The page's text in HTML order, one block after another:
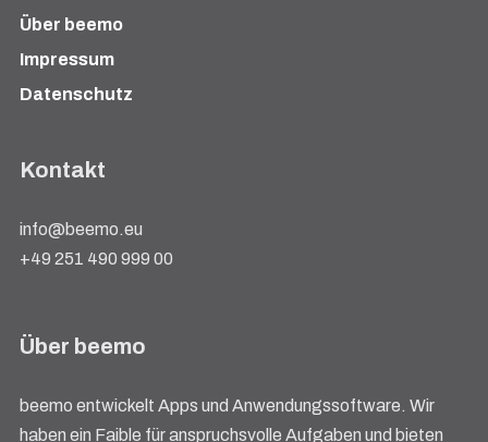
Über beemo
Impressum
Datenschutz
Kontakt
info@beemo.eu
+49 251 490 999 00
Über beemo
beemo entwickelt Apps und Anwendungssoftware. Wir
haben ein Faible für anspruchsvolle Aufgaben und bieten